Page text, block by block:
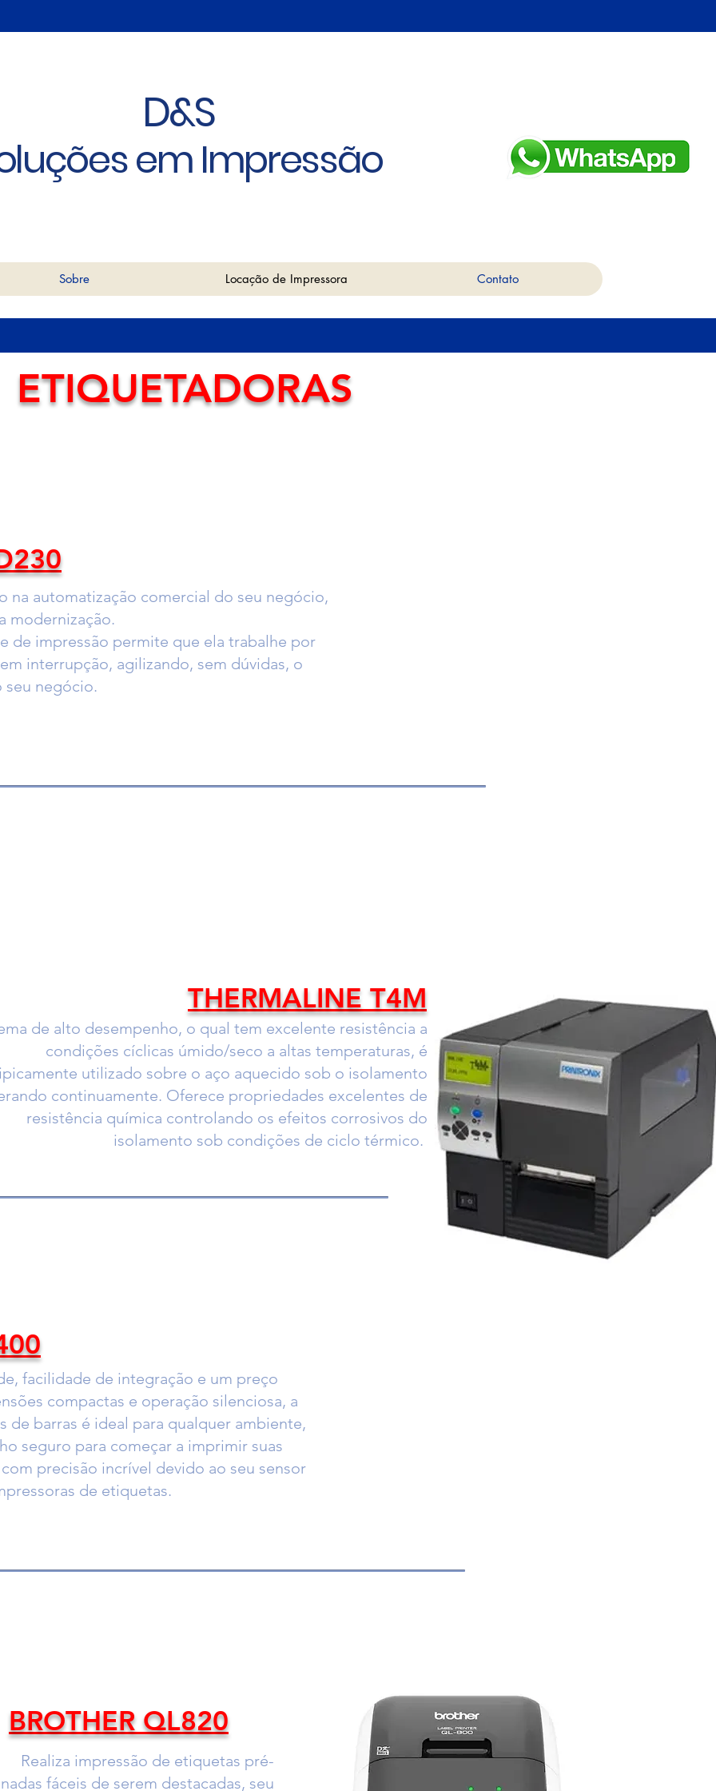
D&S
em Impressão
Sobre Locação de Impressora Contato
ETIQUETADORAS
na automatização comercial do seu negócio,
modernização.
de impressão permite que ela trabalhe por
interrupção, agilizando, sem dúvidas, o
negócio.
THERMALINE T4M
de alto desempenho, o qual tem excelente resistência a
condições cíclicas úmido/seco a altas temperaturas, é
utilizado sobre o aço aquecido sob o isolamento
continuamente. Oferece propriedades excelentes de
resistência química controlando os efeitos corrosivos do
isolamento sob condições de ciclo térmico.
facilidade de integração e um preço
compactas e operação silenciosa, a
de barras é ideal para qualquer ambiente,
seguro para começar a imprimir suas
precisão incrível devido ao seu sensor
de etiquetas.
BROTHER QL820
Realiza impressão de etiquetas pré-
fáceis de serem destacadas, seu